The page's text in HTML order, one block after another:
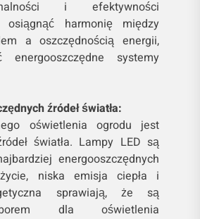
i efektywności
osiągnąć harmonię między
a oszczędnością energii,
energooszczędne systemy
źródeł światła:
oświetlenia ogrodu jest
światła. Lampy LED są
energooszczędnych
niska emisja ciepła i
sprawiają, że są
dla oświetlenia